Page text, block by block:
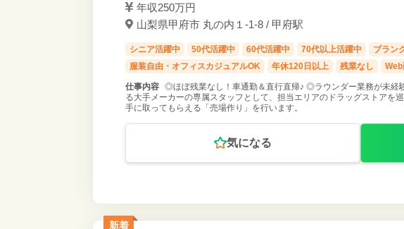
年収250万円
山梨県甲府市 丸の内１-1-8 / 甲府駅
シニア活躍中 50代活躍中 60代活躍中 70代以上活躍中 ブラン
服装自由・オフィスカジュアルOK
年休120日以上 残業なし
仕事内容
◎ほぼ残業なし！車通勤＆直行直帰♪ ◎ラウンダー業務が未経
る大手メーカーの専属スタッフとして、担当エリアのドラッグストアを
手に取ってもらえる「売場作り」を行います。
気になる
新着